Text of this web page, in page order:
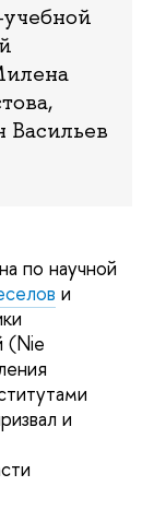
Васильев
по научной
и
(Nie
и